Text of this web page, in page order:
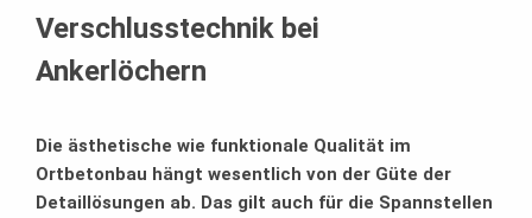
Verschlusstechnik bei
Ankerlöchern
Die ästhetische wie funktionale Qualität im
Ortbetonbau hängt wesentlich von der Güte der
Detaillösungen ab. Das gilt auch für die Spannstellen